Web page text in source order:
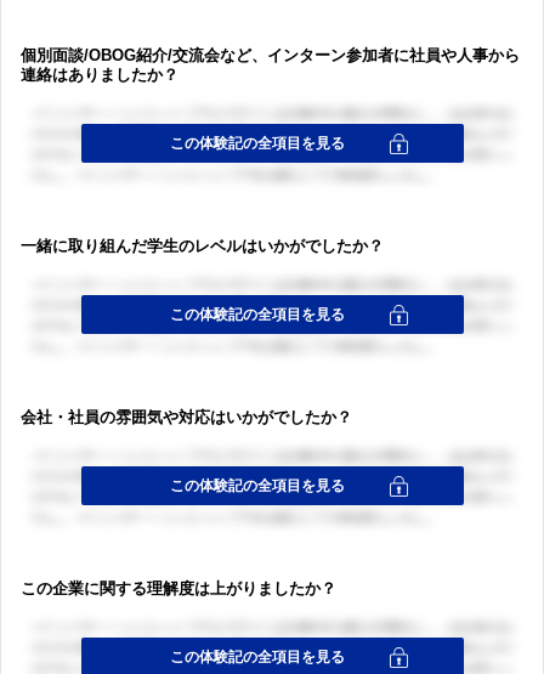
個別面談/OBOG紹介/交流会など、インターン参加者に社員や人事から
連絡はありましたか？
一緒に取り組んだ学生のレベルはいかがでしたか？
会社・社員の雰囲気や対応はいかがでしたか？
この企業に関する理解度は上がりましたか？